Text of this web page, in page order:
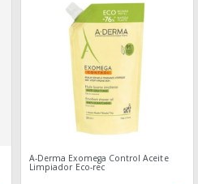
A-Derma Exomega Control Aceite
Limpiador Eco-rec